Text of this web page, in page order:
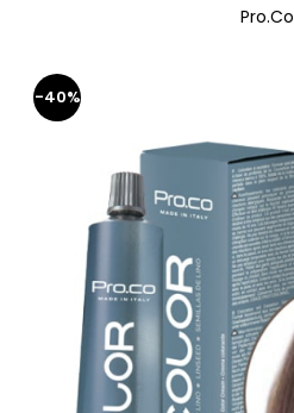
Pro.Co
-40%